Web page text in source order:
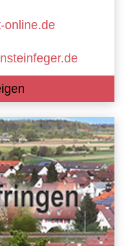
online.de